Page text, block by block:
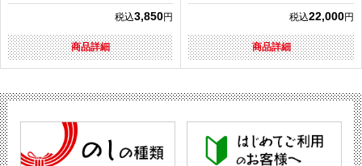
税込3,850円
商品詳細
税込22,000円
商品詳細